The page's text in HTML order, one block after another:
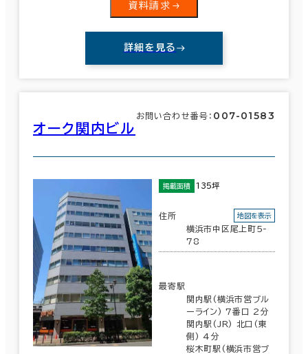
資料請求
詳細を見る
オーク関内ビル
お問い合わせ番号： 007-01583
掲載面積 135坪
住所
横浜市中区尾上町5-
78
地図を表示
最寄駅
関内駅(横浜市営ブル
ーライン) 7番口 2分
関内駅(JR) 北口(東
側) 4分
桜木町駅(横浜市営ブ
エリアを追加・変更する
西区 (193)
神奈川区 (105)
港南区 (11)
南区 (1)
港北区 (114)
賃料非公開物件を含む
入居可能時期
即入居可能
3か月以内
６か月以内